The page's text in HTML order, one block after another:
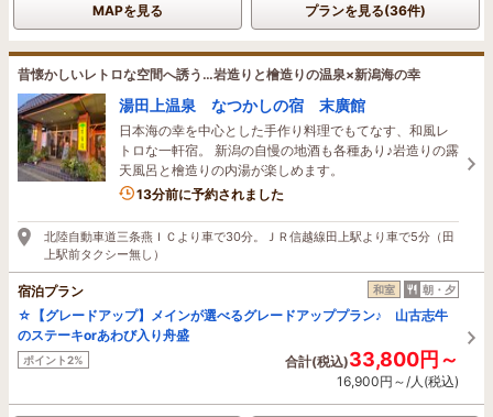
MAPを見る プランを見る(36件)
昔懐かしいレトロな空間へ誘う…岩造りと檜造りの温泉×新潟海の幸
湯田上温泉 なつかしの宿 末廣館
日本海の幸を中心とした手作り料理でもてなす、和風レ
トロな一軒宿。 新潟の自慢の地酒も各種あり♪岩造りの露
天風呂と檜造りの内湯が楽しめます。
7名がこの宿を見ています
13分前に予約されました
北陸自動車道三条燕ＩＣより車で30分。ＪＲ信越線田上駅より車で5分（田
上駅前タクシー無し）
宿泊プラン 和室 朝・夕
☆【グレードアップ】メインが選べるグレードアッププラン♪ 山古志牛
のステーキorあわび入り舟盛
ポイント2% 合計(税込)33,800円～
16,900円～/人(税込)